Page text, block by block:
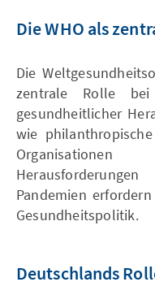
Die WHO als
Die
zentrale Rolle
gesundheitlicher
wie
Pandemien
Gesundheitspolitik.
Deutschlands